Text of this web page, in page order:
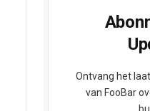
Ontvang het
van FooBar